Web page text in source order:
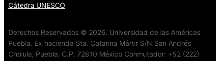
Cátedra UNESCO
Derechos Reservados © 2026. Universidad de las Américas
Puebla. Ex hacienda Sta. Catarina Mártir S/N San Andrés
Cholula, Puebla. C.P. 72810 México Conmutador: +52 (222)